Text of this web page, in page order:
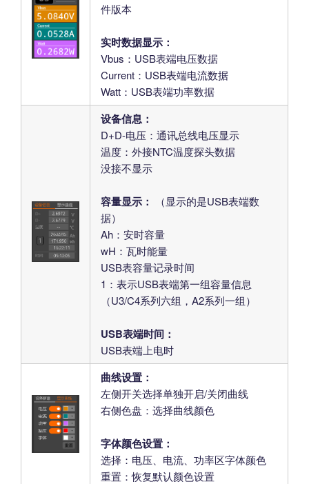
件版本
实时数据显示：
Vbus：USB表端电压数据
Current：USB表端电流数据
Watt：USB表端功率数据
设备信息：
D+D-电压：通讯总线电压显示
温度：外接NTC温度探头数据
没接不显示
容量显示：
（显示的是USB表端数
据）
Ah：安时容量
wH：瓦时能量
USB表容量记录时间
1：表示USB表端第一组容量信息
（U3/C4系列六组，A2系列一组）
USB表端时间：
USB表端上电时
曲线设置：
左侧开关选择单独开启/关闭曲线
右侧色盘：选择曲线颜色
字体颜色设置：
选择：电压、电流、功率区字体颜色
重置：恢复默认颜色设置